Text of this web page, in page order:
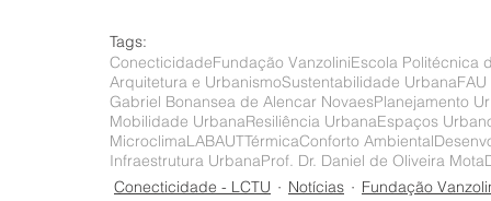
Tags:
ConecticidadeFundação VanzoliniEscola Politécnica
Arquitetura e UrbanismoSustentabilidade Urbana
Gabriel Bonansea de Alencar NovaesPlanejamento
Mobilidade UrbanaResiliência UrbanaEspaços
MicroclimaLABAUTTérmicaConforto Ambiental
Infraestrutura UrbanaProf. Dr. Daniel de Oliveira Mota
Conecticidade - LCTU
Notícias Fundação